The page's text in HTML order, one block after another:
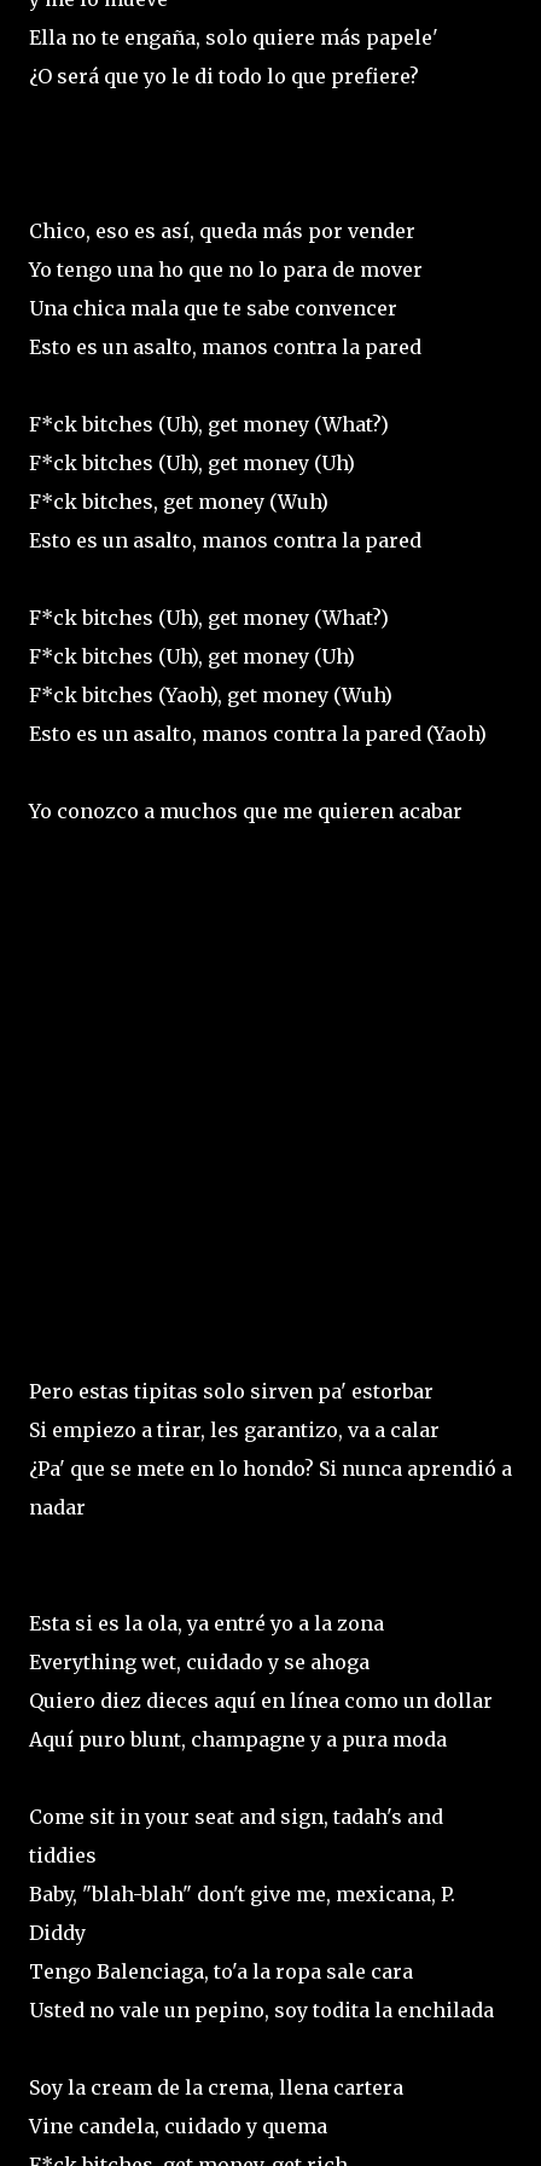
Ella no te engaña, solo quiere más papele'
¿O será que yo le di todo lo que prefiere?
Chico, eso es así, queda más por vender
Yo tengo una ho que no lo para de mover
Una chica mala que te sabe convencer
Esto es un asalto, manos contra la pared
F*ck bitches (Uh), get money (What?)
F*ck bitches (Uh), get money (Uh)
F*ck bitches, get money (Wuh)
Esto es un asalto, manos contra la pared
F*ck bitches (Uh), get money (What?)
F*ck bitches (Uh), get money (Uh)
F*ck bitches (Yaoh), get money (Wuh)
Esto es un asalto, manos contra la pared (Yaoh)
Yo conozco a muchos que me quieren acabar
Pero estas tipitas solo sirven pa' estorbar
Si empiezo a tirar, les garantizo, va a calar
¿Pa' que se mete en lo hondo? Si nunca aprendió a
nadar
Esta si es la ola, ya entré yo a la zona
Everything wet, cuidado y se ahoga
Quiero diez dieces aquí en línea como un dollar
Aquí puro blunt, champagne y a pura moda
Come sit in your seat and sign, tadah's and
tiddies
Baby, "blah-blah" don't give me, mexicana, P.
Diddy
Tengo Balenciaga, to'a la ropa sale cara
Usted no vale un pepino, soy todita la enchilada
Soy la cream de la crema, llena cartera
Vine candela, cuidado y quema